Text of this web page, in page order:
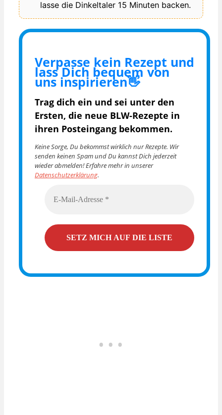
lasse die Dinkeltaler 15 Minuten backen.
Verpasse kein Rezept und
lass Dich bequem von
uns inspirieren👋
Trag dich ein und sei unter den
Ersten, die neue BLW-Rezepte in
ihren Posteingang bekommen.
Keine Sorge, Du bekommst wirklich nur Rezepte. Wir
senden keinen Spam und Du kannst Dich jederzeit
wieder abmelden! Erfahre mehr in unserer
Datenschutzerklärung.